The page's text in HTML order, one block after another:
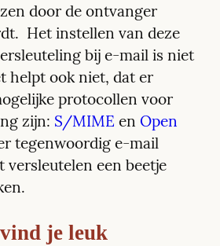
door de ontvanger
Het instellen van deze
bij e-mail is niet
helpt ook niet, dat er
protocollen voor
zijn: S/MIME en Open
tegenwoordig e-mail
versleutelen een beetje
je leuk